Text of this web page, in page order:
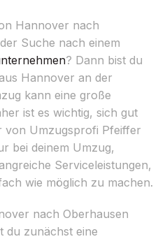
Hannover nach
Suche nach einem
? Dann bist du
Hannover an der
kann eine große
ist es wichtig, sich gut
von Umzugsprofi Pfeiffer
bei deinem Umzug,
Serviceleistungen,
wie möglich zu machen.
nach Oberhausen
du zunächst eine